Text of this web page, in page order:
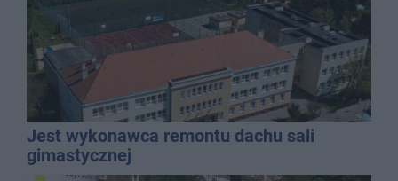
Jest wykonawca remontu dachu sali
gimastycznej